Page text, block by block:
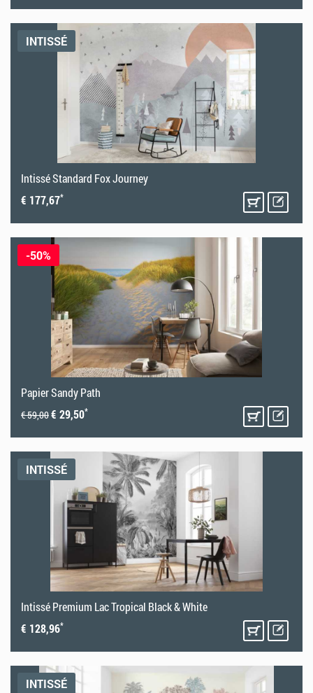
INTISSÉ
Intissé Standard Fox Journey
€ 177,67*
-50%
Papier Sandy Path
€ 59,00€ 29,50*
INTISSÉ
Intissé Premium Lac Tropical Black & White
€ 128,96*
INTISSÉ